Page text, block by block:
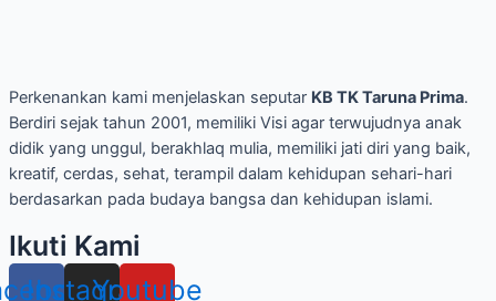
Perkenankan kami menjelaskan seputar KB TK Taruna Prima.
Berdiri sejak tahun 2001, memiliki Visi agar terwujudnya anak
didik yang unggul, berakhlaq mulia, memiliki jati diri yang baik,
kreatif, cerdas, sehat, terampil dalam kehidupan sehari-hari
berdasarkan pada budaya bangsa dan kehidupan islami.
Ikuti Kami
Instagram
Youtube